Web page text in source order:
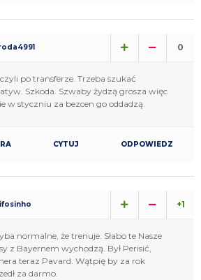
0
po transferze. Trzeba szukać
Szkoda. Szwaby żydzą grosza więc
w styczniu za bezcen go oddadzą.
CYTUJ ODPOWIEDZ
+1
normalne, że trenuje. Słabo te Nasze
z Bayernem wychodzą. Był Perisić,
teraz Pavard. Wątpię by za rok
za darmo.